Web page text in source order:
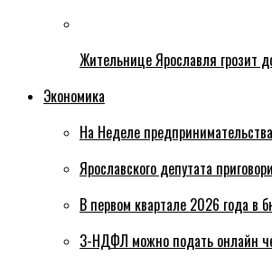
Жительнице Ярославля грозит
Экономика
На Неделе
Ярославского депутата
В первом квартале 2026 года в
3-НДФЛ можно подать онлайн